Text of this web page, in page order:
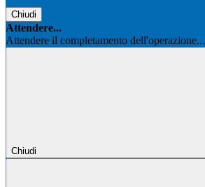
Chiudi
Attendere...
Attendere il completamento dell'operazione...
Chiudi